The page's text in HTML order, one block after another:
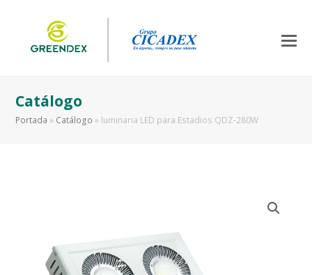
Catálogo
Portada » Catálogo » luminaria LED para Estadios QDZ-280W